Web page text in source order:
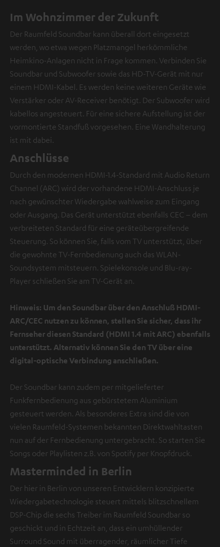
Im Wohnzimmer der Zukunft
Der Raumfeld Soundbar kann überall dort eingesetzt
werden, wo etwa wegen Platzmangel herkömmliche
Heimkino-Anlagen nicht in Frage kommen. Verbinden Sie
Soundbar und Subwoofer sowie das HD-TV-Gerät mit nur
einem HDMI-Kabel. Es werden keine weiteren Geräte wie
Verstärker oder AV-Receiver benötigt. Der Subwoofer wird
kabellos angesteuert. Für eine sichere Aufstellung ist der
vormontierte Standfuß vorgesehen. Eine Wandhalterung
ist mit dabei.
Anschlüsse
Durch den modernen HDMI-1.4-Standard mit Audio Return
Channel (ARC) wird der vorhandene HDMI-Anschluss je
nach gewünschter Wiedergabe wahlweise zum Eingang
oder Ausgang. Das Gerät unterstützt ebenfalls CEC – dem
verbreiteten Standard für eine geräteübergreifende
Steuerung. So können Sie, falls vom TV unterstützt, über
die gewohnte TV-Fernbedienung auch das WLAN-
Soundsystem mitsteuern. Spielekonsole und Blu-ray-
Player schließen Sie am TV-Gerät an.
Hinweis: Um den Soundbar über den Anschluß HDMI-
ARC/CEC nutzen zu können, stellen Sie sicher, dass ihr
Fernseher diesen Standard (HDMI 1.4 mit ARC) ebenfalls
unterstützt. Alternativ können Sie den TV über eine
digital-optische Verbindung anschließen.
Der Soundbar kann zudem per mitgelieferter
Funkfernbedienung aus gebürstetem Aluminium
gesteuert werden. Als besonderes Extra sind die von
vielen Raumfeld-Systemen bekannten Direktwahltasten
nun auf der Fernbedienung untergebracht. So starten Sie
Songs oder Playlisten z.B. von Spotify per Knopfdruck.
Masterminded in Berlin
Der hier in Berlin von unseren Entwicklern konzipierte
Wiedergabetechnologie steuert mittels blitzschnellem
DSP-Chip die sechs Treiber im Raumfeld Soundbar so
geschickt und in Echtzeit an, dass ein umhüllender
Surround Sound mit überragender, räumlicher Tiefe